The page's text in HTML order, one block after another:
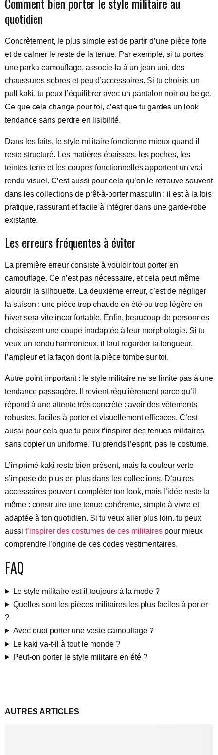
quotidien
Concrètement, le plus simple est de partir d’une pièce forte
et de calmer le reste de la tenue. Par exemple, si tu portes
une parka camouflage, associe-la à un jean uni, des
chaussures sobres et peu d’accessoires. Si tu choisis un
pull kaki, tu peux l’équilibrer avec un pantalon noir ou beige.
Ce que cela change pour toi, c’est que tu gardes un look
tendance sans perdre en lisibilité.
Dans les faits, le style militaire fonctionne mieux quand il
reste structuré. Les matières épaisses, les poches, les
teintes terre et les coupes fonctionnelles apportent un vrai
rendu visuel. C’est aussi pour cela qu’on le retrouve souvent
dans les collections de prêt-à-porter masculin : il est à la fois
pratique, rassurant et facile à intégrer dans une garde-robe
existante.
Les erreurs fréquentes à éviter
La première erreur consiste à vouloir tout porter en
camouflage. Ce n’est pas nécessaire, et cela peut même
alourdir la silhouette. La deuxième erreur, c’est de négliger
la saison : une pièce trop chaude en été ou trop légère en
hiver sera vite inconfortable. Enfin, beaucoup de personnes
choisissent une coupe inadaptée à leur morphologie. Si tu
veux un rendu harmonieux, il faut regarder la longueur,
l’ampleur et la façon dont la pièce tombe sur toi.
Autre point important : le style militaire ne se limite pas à une
tendance passagère. Il revient régulièrement parce qu’il
répond à une attente très concrète : avoir des vêtements
robustes, faciles à porter et visuellement efficaces. C’est
aussi pour cela que tu peux t’inspirer des tenues militaires
sans copier un uniforme. Tu prends l’esprit, pas le costume.
L’imprimé kaki reste bien présent, mais la couleur verte
s’impose de plus en plus dans les collections. D’autres
accessoires peuvent compléter ton look, mais l’idée reste la
même : construire une tenue cohérente, simple à vivre et
adaptée à ton quotidien. Si tu veux aller plus loin, tu peux
aussi t’inspirer des costumes de ces militaires pour mieux
comprendre l’origine de ces codes vestimentaires.
FAQ
Le style militaire est-il toujours à la mode ?
Quelles sont les pièces militaires les plus faciles à porter
?
Avec quoi porter une veste camouflage ?
Le kaki va-t-il à tout le monde ?
Peut-on porter le style militaire en été ?
AUTRES ARTICLES